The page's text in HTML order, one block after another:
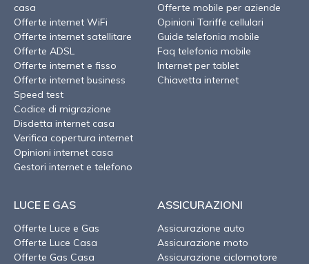
casa
Offerte internet WiFi
Offerte internet satellitare
Offerte ADSL
Offerte internet e fisso
Offerte internet business
Speed test
Codice di migrazione
Disdetta internet casa
Verifica copertura internet
Opinioni internet casa
Gestori internet e telefono
Offerte mobile per aziende
Opinioni Tariffe cellulari
Guide telefonia mobile
Faq telefonia mobile
Internet per tablet
Chiavetta internet
LUCE E GAS
Offerte Luce e Gas
Offerte Luce Casa
Offerte Gas Casa
ASSICURAZIONI
Assicurazione auto
Assicurazione moto
Assicurazione ciclomotore